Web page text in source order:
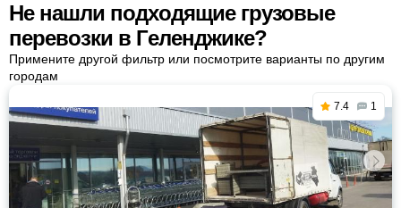
Не нашли подходящие грузовые
перевозки в Геленджике?
Примените другой фильтр или посмотрите варианты по другим
городам
7.4 1